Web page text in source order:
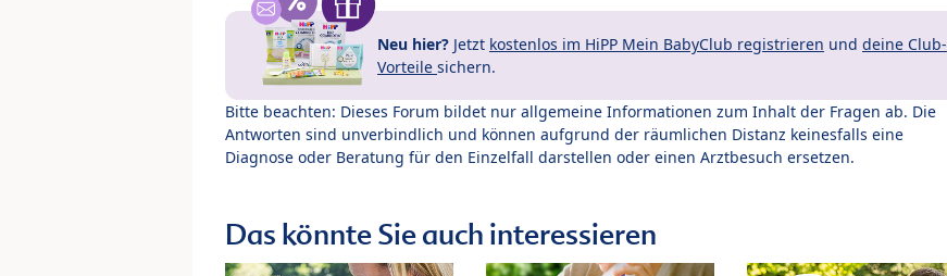
Neu hier? Jetzt kostenlos im HiPP Mein BabyClub registrieren und deine Club-
Vorteile sichern.
Bitte beachten: Dieses Forum bildet nur allgemeine Informationen zum Inhalt der Fragen ab. Die
Antworten sind unverbindlich und können aufgrund der räumlichen Distanz keinesfalls eine
Diagnose oder Beratung für den Einzelfall darstellen oder einen Arztbesuch ersetzen.
Das könnte Sie auch interessieren